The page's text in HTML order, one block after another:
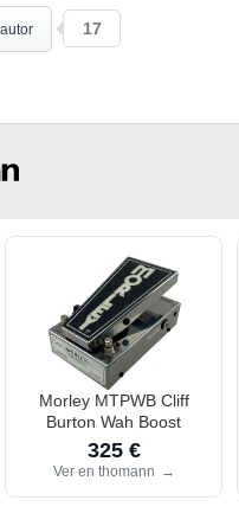
17
Morley MTPWB Cliff
Burton Wah Boost
325 €
Ver en thomann →